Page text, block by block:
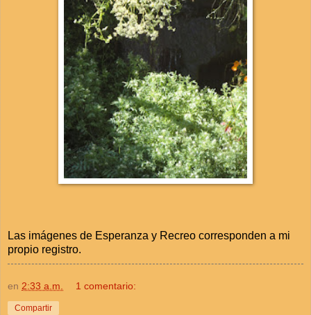
Las imágenes de Esperanza y Recreo corresponden a mi
propio registro.
en 2:33 a.m. 1 comentario:
Compartir